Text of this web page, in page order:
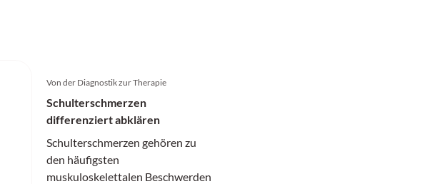
Von der Diagnostik zur Therapie
Schulterschmerzen
differenziert abklären
Schulterschmerzen gehören zu
den häufigsten
muskuloskelettalen Beschwerden